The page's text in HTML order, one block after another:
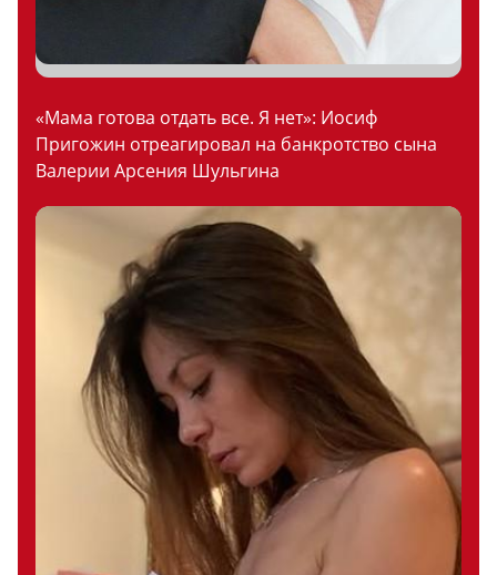
«Мама готова отдать все. Я нет»: Иосиф
Пригожин отреагировал на банкротство сына
Валерии Арсения Шульгина